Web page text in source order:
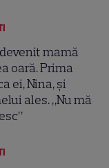
mamă
oară. Prima
ei, Nina, și
ales. „Nu mă